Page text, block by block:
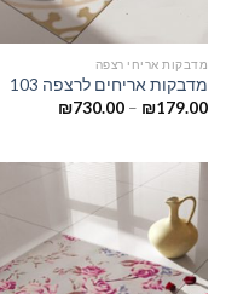
מדבקות אריחי רצפה
מדבקות אריחים לרצפה 103
₪179.00
–
₪730.00